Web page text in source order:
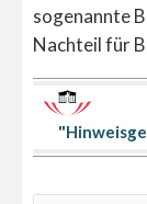
sogenannte
Nachteil für